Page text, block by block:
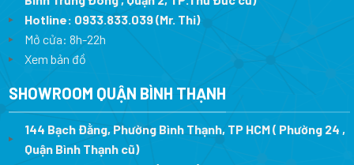
Hotline: 0933.833.039(Mr. Thi)
Mở cửa: 8h-22h
Xem bản đồ
SHOWROOM QUẬN BÌNH THẠNH
144 Bạch Đằng, Phường Bình Thạnh, TP HCM ( Phường 24 ,
Quận Bình Thạnh cũ)